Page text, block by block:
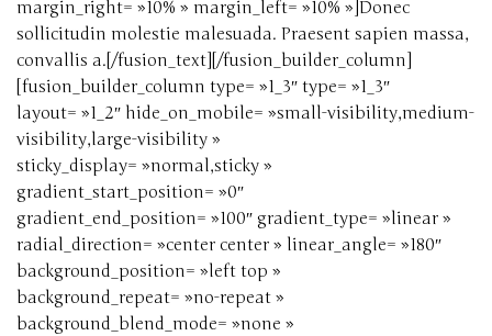
margin_right= »10% » margin_left= »10% »]Donec
sollicitudin molestie malesuada. Praesent sapien massa,
convallis a.[/fusion_text][/fusion_builder_column]
[fusion_builder_column type= »1_3″ type= »1_3″
layout= »1_2″ hide_on_mobile= »small-visibility,medium-
visibility,large-visibility »
sticky_display= »normal,sticky »
gradient_start_position= »0″
gradient_end_position= »100″ gradient_type= »linear »
radial_direction= »center center » linear_angle= »180″
background_position= »left top »
background_repeat= »no-repeat »
background_blend_mode= »none »